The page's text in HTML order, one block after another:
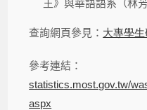
王》與華語語系（林
查詢網頁參見： 大專學
參考連結：
statistics.most.gov.tw/
aspx